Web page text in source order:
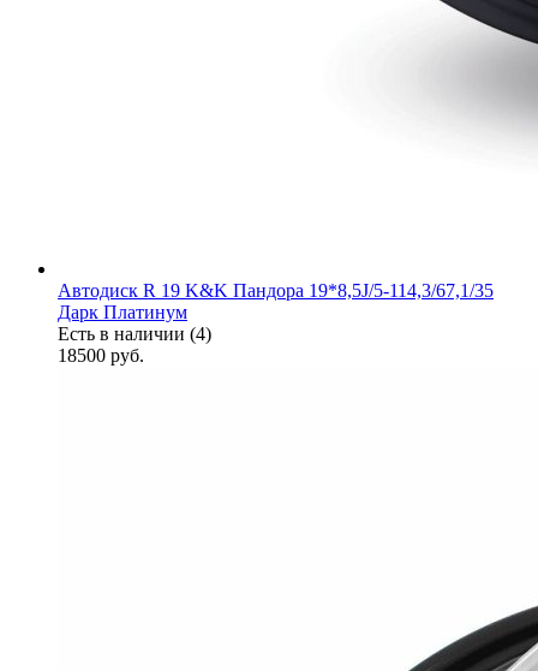
Автодиск R 19 K&K Пандора 19*8,5J/5-114,3/67,1/35
Дарк Платинум
Есть в наличии (4)
18500 руб.